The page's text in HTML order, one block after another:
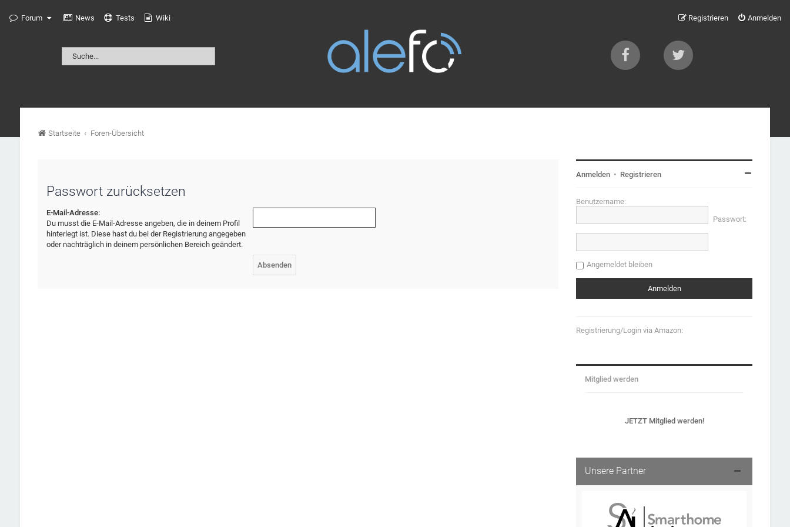
Forum News Tests Wiki Anmelden
Registrieren
Startseite Foren-Übersicht
Passwort zurücksetzen
E-Mail-Adresse:
Du musst die E-Mail-Adresse angeben, die in deinem Profil
hinterlegt ist. Diese hast du bei der Registrierung angegeben
oder nachträglich in deinem persönlichen Bereich geändert.
Anmelden • Registrieren
Benutzername:
Passwort:
Angemeldet bleiben
Registrierung/Login via Amazon:
Mitglied werden
JETZT Mitglied werden!
Unsere Partner